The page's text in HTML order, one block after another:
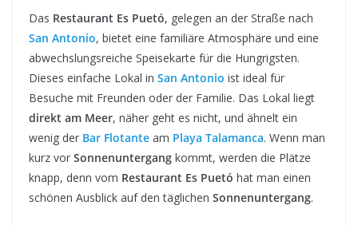
Das Restaurant Es Puetó, gelegen an der Straße nach
San Antonio, bietet eine familiäre Atmosphäre und eine
abwechslungsreiche Speisekarte für die Hungrigsten.
Dieses einfache Lokal in San Antonio ist ideal für
Besuche mit Freunden oder der Familie. Das Lokal liegt
direkt am Meer, näher geht es nicht, und ähnelt ein
wenig der Bar Flotante am Playa Talamanca. Wenn man
kurz vor Sonnenuntergang kommt, werden die Plätze
knapp, denn vom Restaurant Es Puetó hat man einen
schönen Ausblick auf den täglichen Sonnenuntergang.